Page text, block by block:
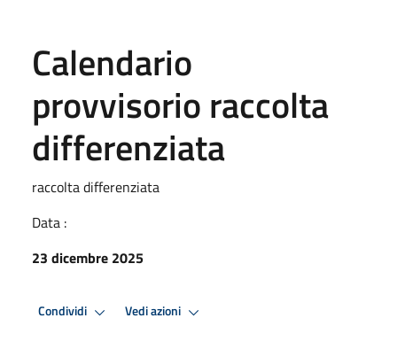
Calendario
provvisorio raccolta
differenziata
raccolta differenziata
Data :
23 dicembre 2025
Condividi Vedi azioni